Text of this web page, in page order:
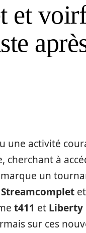
et
une activité
cherchant à
marque un
Streamcomplet et
t411 et Liberty
sur ces